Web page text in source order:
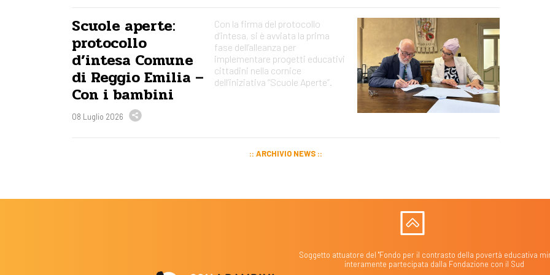
Scuole aperte:
protocollo
d’intesa Comune
di Reggio Emilia –
Con i bambini
08 Luglio 2026
Con la firma del protocollo
d’intesa, si è avviata la prima
fase dell’alleanza per
implementare progetti educativi
cittadini nella cornice
dell’iniziativa “Scuole Aperte”.
ARCHIVIO NEWS
Soggetto attuatore del "Fondo per il contrasto della povertà educativa
interamente partecipata dalla Fondazione con il Sud